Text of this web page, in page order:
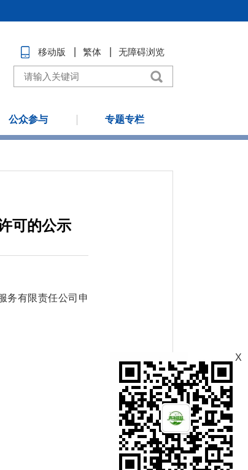
移动版 繁体 无障碍浏览
公众参与 专题专栏
可的公示
务有限责任公司申
X